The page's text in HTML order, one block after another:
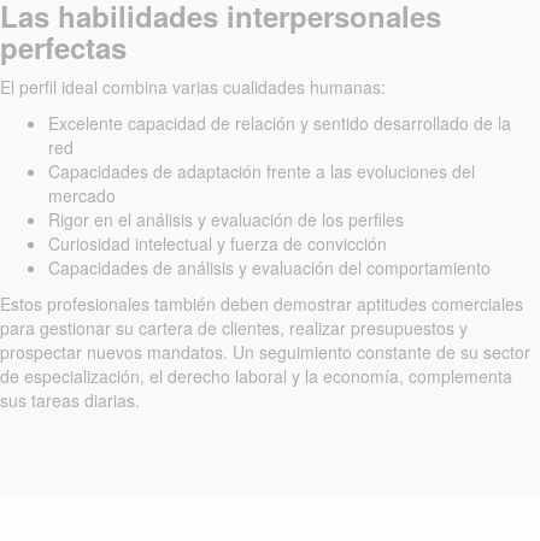
Las habilidades interpersonales
perfectas
El perfil ideal combina varias cualidades humanas:
Excelente capacidad de relación y sentido desarrollado de la
red
Capacidades de adaptación frente a las evoluciones del
mercado
Rigor en el análisis y evaluación de los perfiles
Curiosidad intelectual y fuerza de convicción
Capacidades de análisis y evaluación del comportamiento
Estos profesionales también deben demostrar aptitudes comerciales
para gestionar su cartera de clientes, realizar presupuestos y
prospectar nuevos mandatos. Un seguimiento constante de su sector
de especialización, el derecho laboral y la economía, complementa
sus tareas diarias.